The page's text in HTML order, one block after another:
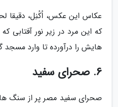
عکاس این عکس، اُکُنِل، دقیقا
که این مرد در زیر نور
هایش را درآورده تا وارد مسجد
6. صحرای سفید
صحرای سفید مصر پر از سنگ